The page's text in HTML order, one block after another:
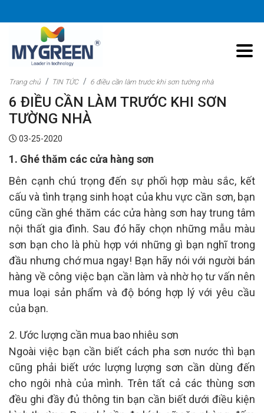
Trang chủ TIN TỨC 6 điều cần làm trước khi sơn tường nhà
6 ĐIỀU CẦN LÀM TRƯỚC KHI SƠN
TƯỜNG NHÀ
03-25-2020
1. Ghé thăm các cửa hàng sơn
Bên cạnh chú trọng đến sự phối hợp màu sắc, kết
cấu và tình trạng sinh hoạt của khu vực cần sơn, bạn
cũng cần ghé thăm các cửa hàng sơn hay trung tâm
nội thất gia đình. Sau đó hãy chọn những mẫu màu
sơn bạn cho là phù hợp với những gì bạn nghĩ trong
đầu nhưng chớ mua ngay! Bạn hãy nói với người bán
hàng về công việc bạn cần làm và nhờ họ tư vấn nên
mua loại sản phẩm và độ bóng hợp lý với yêu cầu
của bạn.
2. Ước lượng cần mua bao nhiêu sơn
Ngoài việc bạn cần biết cách pha sơn nước thì bạn
cũng phải biết ước lượng lượng sơn cần dùng đến
cho ngôi nhà của mình. Trên tất cả các thùng sơn
đều ghi đầy đủ thông tin bạn cần biết dưới điều kiện